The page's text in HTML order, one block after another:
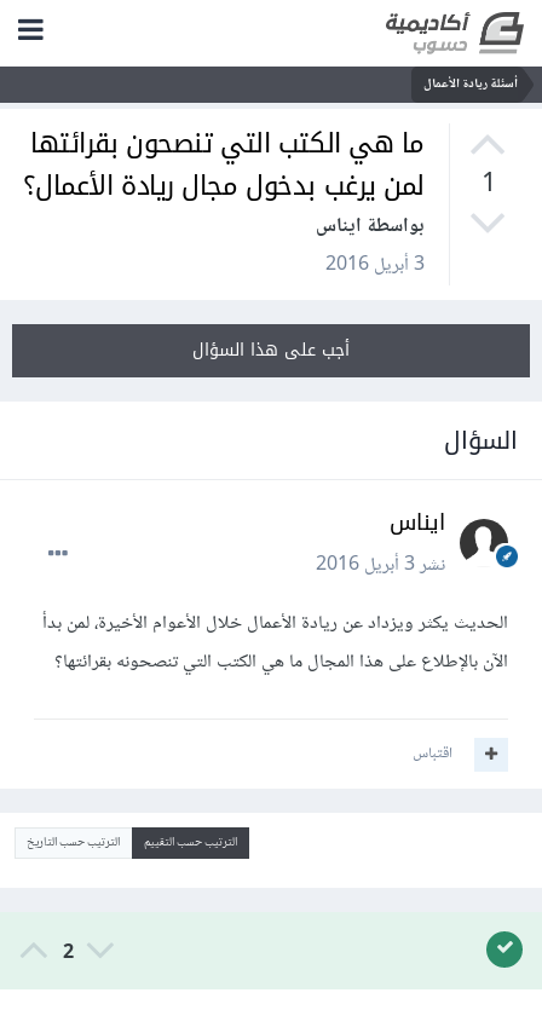
أسئلة ريادة الأعمال
1
ما هي الكتب التي تنصحون بقرائتها
لمن يرغب بدخول مجال ريادة الأعمال؟
بواسطة ايناس
3 أبريل 2016
أجب على هذا السؤال
السؤال
ايناس
نشر3 أبريل 2016
الحديث يكثر ويزداد عن ريادة الأعمال خلال الأعوام الأخيرة، لمن بدأ
الآن بالإطلاع على هذا المجال ما هي الكتب التي تنصحونه بقرائتها؟
اقتباس
الترتيب حسب التقييم الترتيب حسب التاريخ
2